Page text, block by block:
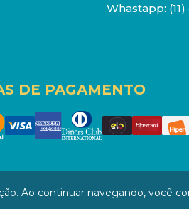
Whastapp:
DE PAGAMENTO
Senador Feijó - São Paulo / SP -
Ao continuar navegando, você